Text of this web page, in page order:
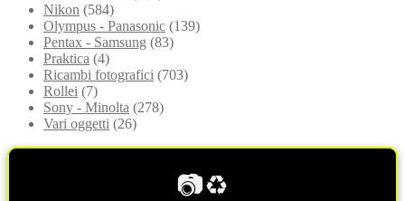
Nikon (584)
Olympus - Panasonic (139)
Pentax - Samsung (83)
Praktica (4)
Ricambi fotografici (703)
Rollei (7)
Sony - Minolta (278)
Vari oggetti (26)
📷♻️